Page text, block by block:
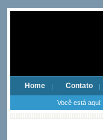
Home Contato
Você está aqui: